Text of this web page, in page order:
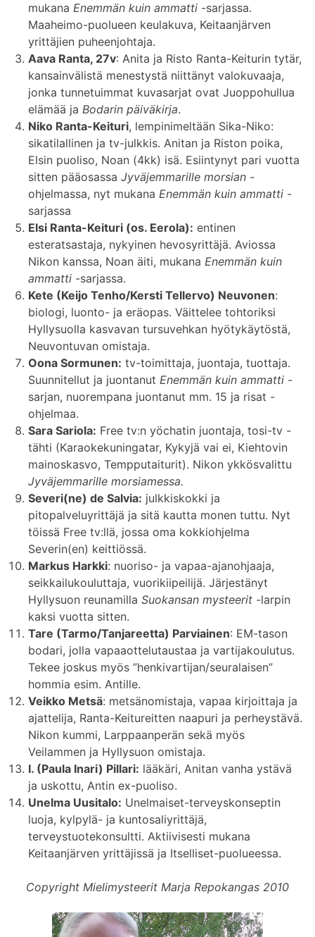
mukana Enemmän kuin ammatti -sarjassa.
Maaheimo-puolueen keulakuva, Keitaanjärven
yrittäjien puheenjohtaja.
Aava Ranta, 27v: Anita ja Risto Ranta-Keiturin tytär,
kansainvälistä menestystä niittänyt valokuvaaja,
jonka tunnetuimmat kuvasarjat ovat Juoppohullua
elämää ja Bodarin päiväkirja.
Niko Ranta-Keituri, lempinimeltään Sika-Niko:
sikatilallinen ja tv-julkkis. Anitan ja Riston poika,
Elsin puoliso, Noan (4kk) isä. Esiintynyt pari vuotta
sitten pääosassa Jyväjemmarille morsian -
ohjelmassa, nyt mukana Enemmän kuin ammatti -
sarjassa
Elsi Ranta-Keituri (os. Eerola): entinen
esteratsastaja, nykyinen hevosyrittäjä. Aviossa
Nikon kanssa, Noan äiti, mukana Enemmän kuin
ammatti -sarjassa.
Kete (Keijo Tenho/Kersti Tellervo) Neuvonen:
biologi, luonto- ja eräopas. Väittelee tohtoriksi
Hyllysuolla kasvavan tursuvehkan hyötykäytöstä,
Neuvontuvan omistaja.
Oona Sormunen: tv-toimittaja, juontaja, tuottaja.
Suunnitellut ja juontanut Enemmän kuin ammatti -
sarjan, nuorempana juontanut mm. 15 ja risat -
ohjelmaa.
Sara Sariola: Free tv:n yöchatin juontaja, tosi-tv -
tähti (Karaokekuningatar, Kykyjä vai ei, Kiehtovin
mainoskasvo, Tempputaiturit). Nikon ykkösvalittu
Jyväjemmarille morsiamessa.
Severi(ne) de Salvia: julkkiskokki ja
pitopalveluyrittäjä ja sitä kautta monen tuttu. Nyt
töissä Free tv:llä, jossa oma kokkiohjelma
Severin(en) keittiössä.
Markus Harkki: nuoriso- ja vapaa-ajanohjaaja,
seikkailukouluttaja, vuorikiipeilijä. Järjestänyt
Hyllysuon reunamilla Suokansan mysteerit -larpin
kaksi vuotta sitten.
Tare (Tarmo/Tanjareetta) Parviainen: EM-tason
bodari, jolla vapaaottelutaustaa ja vartijakoulutus.
Tekee joskus myös ”henkivartijan/seuralaisen”
hommia esim. Antille.
Veikko Metsä: metsänomistaja, vapaa kirjoittaja ja
ajattelija, Ranta-Keitureitten naapuri ja perheystävä.
Nikon kummi, Larppaanperän sekä myös
Veilammen ja Hyllysuon omistaja.
I. (Paula Inari) Pillari: lääkäri, Anitan vanha ystävä
ja uskottu, Antin ex-puoliso.
Unelma Uusitalo: Unelmaiset-terveyskonseptin
luoja, kylpylä- ja kuntosaliyrittäjä,
terveystuotekonsultti. Aktiivisesti mukana
Keitaanjärven yrittäjissä ja Itselliset-puolueessa.
Copyright Mielimysteerit Marja Repokangas 2010